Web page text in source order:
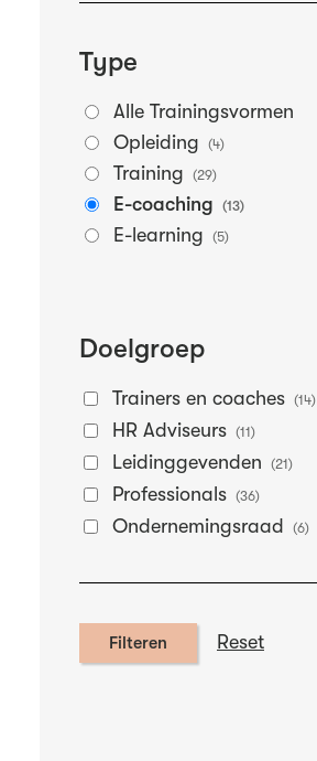
Type
Alle Trainingsvormen
Opleiding
(4)
Training (29)
E-coaching (13)
E-learning (5)
Doelgroep
Trainers en coaches (14)
HR Adviseurs (11)
Leidinggevenden (21)
Professionals (36)
Ondernemingsraad (6)
Reset